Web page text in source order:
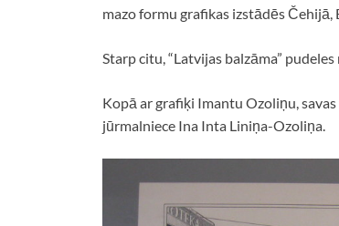
mazo formu grafikas izstādēs
Starp citu, “Latvijas balzāma”
Kopā ar grafiķi Imantu Ozoliņu,
jūrmalniece Ina Inta Liniņa-Ozoliņa.